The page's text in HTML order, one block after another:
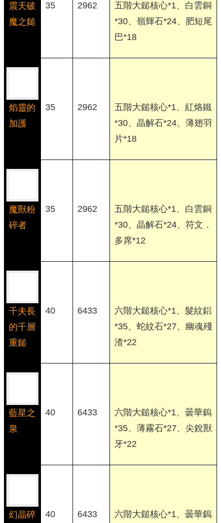
震天破
魔之鎚
35 2962
五階大鎚核心*1、白雲銅
*30、嶺輝石*24、肥短尾
巴*18
焰靈的
加護
35 2962
五階大鎚核心*1、紅烙鐵
*30、晶解石*24、薄翅羽
片*18
魔獸粉
碎者
35 2962
五階大鎚核心*1、白雲銅
*30、晶解石*24、符文．
多席*12
千夫長
的千層
重鎚
40 6433
六階大鎚核心*1、髮紋鋁
*35、蛇紋石*27、幽魂殘
渣*22
藍星之
泉
40 6433
六階大鎚核心*1、曇華鎢
*35、薄霧石*27、尖銳獸
牙*22
幻晶碎 40 6433 六階大鎚核心*1、曇華鎢